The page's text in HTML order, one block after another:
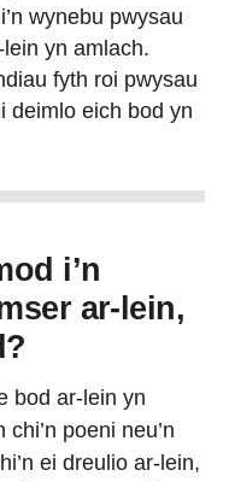
wynebu pwysau
yn amlach.
fyth roi pwysau
deimlo eich bod yn
i’n
ar-lein,
bod ar-lein yn
poeni neu’n
ei dreulio ar-lein,